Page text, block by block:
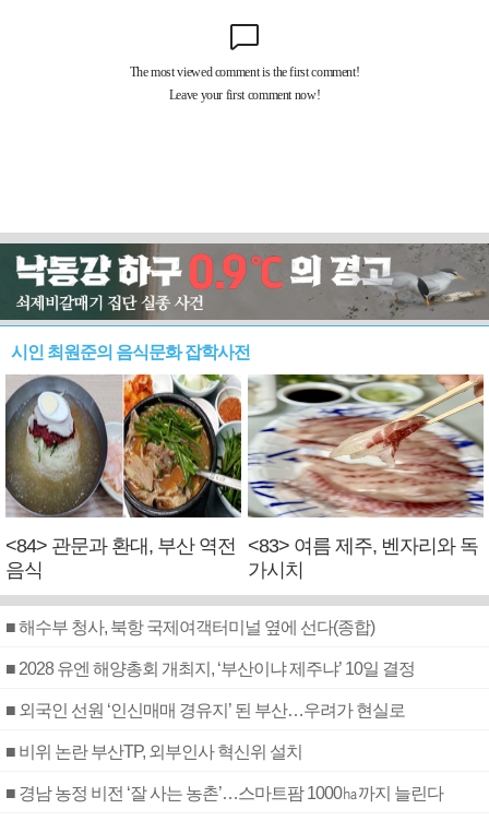
시인 최원준의 음식문화 잡학사전
<84> 관문과 환대, 부산 역전
음식
<83> 여름 제주, 벤자리와 독
가시치
■ 해수부 청사, 북항 국제여객터미널 옆에 선다(종합)
■ 2028 유엔 해양총회 개최지, ‘부산이냐 제주냐’ 10일 결정
■ 외국인 선원 ‘인신매매 경유지’ 된 부산…우려가 현실로
■ 비위 논란 부산TP, 외부인사 혁신위 설치
■ 경남 농정 비전 ‘잘 사는 농촌’…스마트팜 1000㏊까지 늘린다